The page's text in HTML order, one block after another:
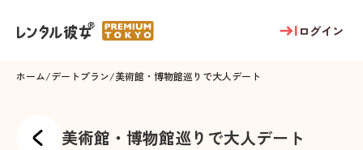
ログイン
ホーム/デートプラン/美術館・博物館巡りで大人デート
美術館・博物館巡りで大人デート